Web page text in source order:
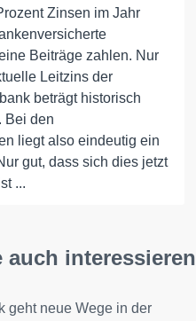
Zinsen im Jahr
Beiträge zahlen. Nur
Leitzins der
beträgt historisch
Bei den
liegt also eindeutig ein
gut, dass sich dies jetzt
...
auch interessieren
geht neue Wege in der